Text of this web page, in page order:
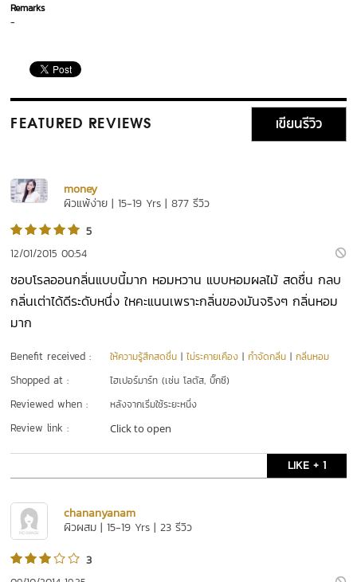
Remarks
-
FEATURED REVIEWS เขียนรีวิว
money
ผิวแพ้ง่าย | 15-19 Yrs | 877 รีวิว
5
12/01/2015 00:54
ชอบโรลออนกลิ่นแบบนี้มาก หอมหวาน แบบหอมผลไม้ สดชื่น กลบ
กลิ่นเต่าได้ดีระดับหนึ่ง ใหคะแนนเพราะกลิ่นของมันจริงๆ กลิ่นหอม
มาก
Benefit received : ให้ความรู้สึกสดชื่น |ไม่ระคายเคือง |กำจัดกลิ่น |กลิ่นหอม
Shopped at : ไฮเปอร์มาร์ท (เช่น โลตัส, บิ๊กซี)
Reviewed when : หลังจากเริ่มใช้ระยะหนึ่ง
Review link : Click to open
LIKE + 1
chananyanam
ผิวผสม | 15-19 Yrs | 23 รีวิว
3